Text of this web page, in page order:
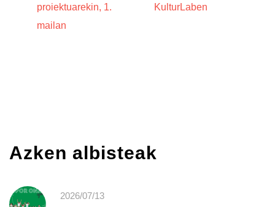
proiektuarekin, 1.
mailan
KulturLaben
Azken albisteak
2026/07/13